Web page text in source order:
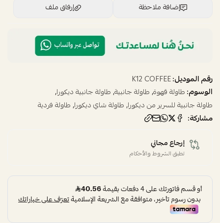
إضافة ملاحظة
إرفاق ملف
اسحب و افلت الملف هنا
رقم الموديل:K12 COFFEE
الوسوم:طاولة قهوة,طاولة جانبية,طاولة جانبية ديكورا,
طاولة جانبية للسرير من ديكورا,طاولة شاي ديكورا,طاولة فردية
مشاركة:
إرجاع مجاني
تطبق الشروط والأحكام